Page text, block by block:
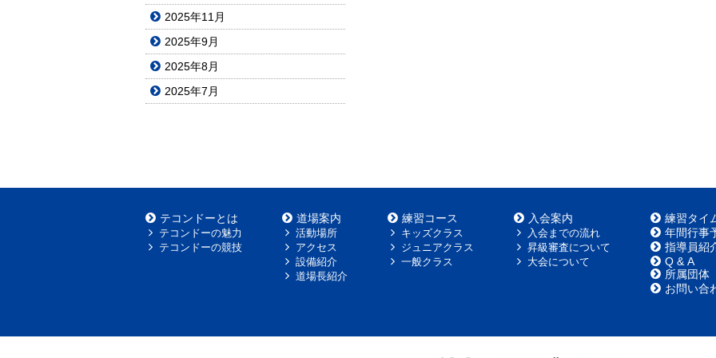
2025年11月
2025年9月
2025年8月
2025年7月
テコンドーとは
テコンドーの魅力
テコンドーの競技
道場案内
活動場所
アクセス
設備紹介
道場長紹介
練習コース
キッズクラス
ジュニアクラス
一般クラス
入会案内
入会までの流れ
昇級審査について
大会について
練習タイ
年間行事
指導員紹
Q & A
所属団体
お問い合